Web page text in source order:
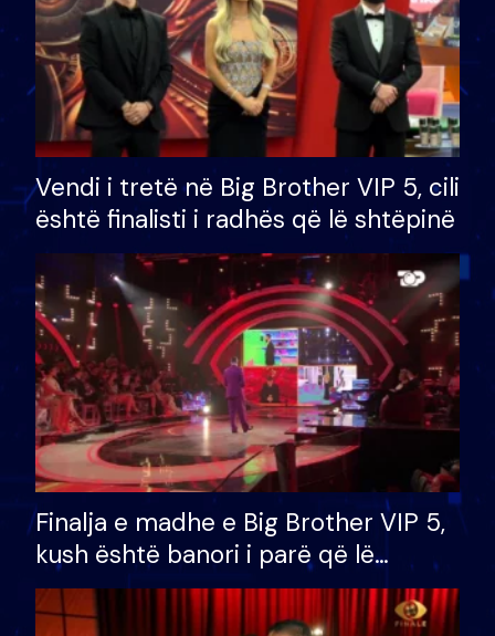
Vendi i tretë në Big Brother VIP 5, cili
është finalisti i radhës që lë shtëpinë
Finalja e madhe e Big Brother VIP 5,
kush është banori i parë që lë
shtëpinë dhe humb mundësinë për
të fituar çmimin e madh